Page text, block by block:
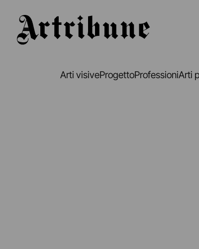
Arti visiveProgettoProfessioniArti